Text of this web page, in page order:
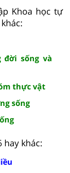
Khoa học tự
sống và
thực vật
sống
hay khác: